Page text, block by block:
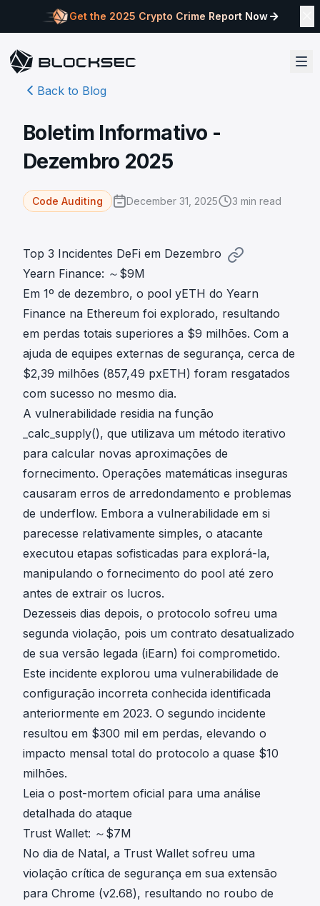
Get the 2025 Crypto Crime Report Now
Back to Blog
Boletim Informativo -
Dezembro 2025
Code Auditing December 31, 2025 3 min read
Top 3 Incidentes DeFi em Dezembro
Yearn Finance: ～$9M
Em 1º de dezembro, o pool yETH do Yearn
Finance na Ethereum foi explorado, resultando
em perdas totais superiores a $9 milhões. Com a
ajuda de equipes externas de segurança, cerca de
$2,39 milhões (857,49 pxETH) foram resgatados
com sucesso no mesmo dia.
A vulnerabilidade residia na função
_calc_supply(), que utilizava um método iterativo
para calcular novas aproximações de
fornecimento. Operações matemáticas inseguras
causaram erros de arredondamento e problemas
de underflow. Embora a vulnerabilidade em si
parecesse relativamente simples, o atacante
executou etapas sofisticadas para explorá-la,
manipulando o fornecimento do pool até zero
antes de extrair os lucros.
Dezesseis dias depois, o protocolo sofreu uma
segunda violação, pois um contrato desatualizado
de sua versão legada (iEarn) foi comprometido.
Este incidente explorou uma vulnerabilidade de
configuração incorreta conhecida identificada
anteriormente em 2023. O segundo incidente
resultou em $300 mil em perdas, elevando o
impacto mensal total do protocolo a quase $10
milhões.
Leia o post-mortem oficial para uma análise
detalhada do ataque
Trust Wallet: ～$7M
No dia de Natal, a Trust Wallet sofreu uma
violação crítica de segurança em sua extensão
para Chrome (v2.68), resultando no roubo de